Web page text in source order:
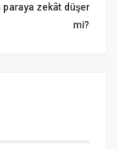
paraya zekât düşer
mi?